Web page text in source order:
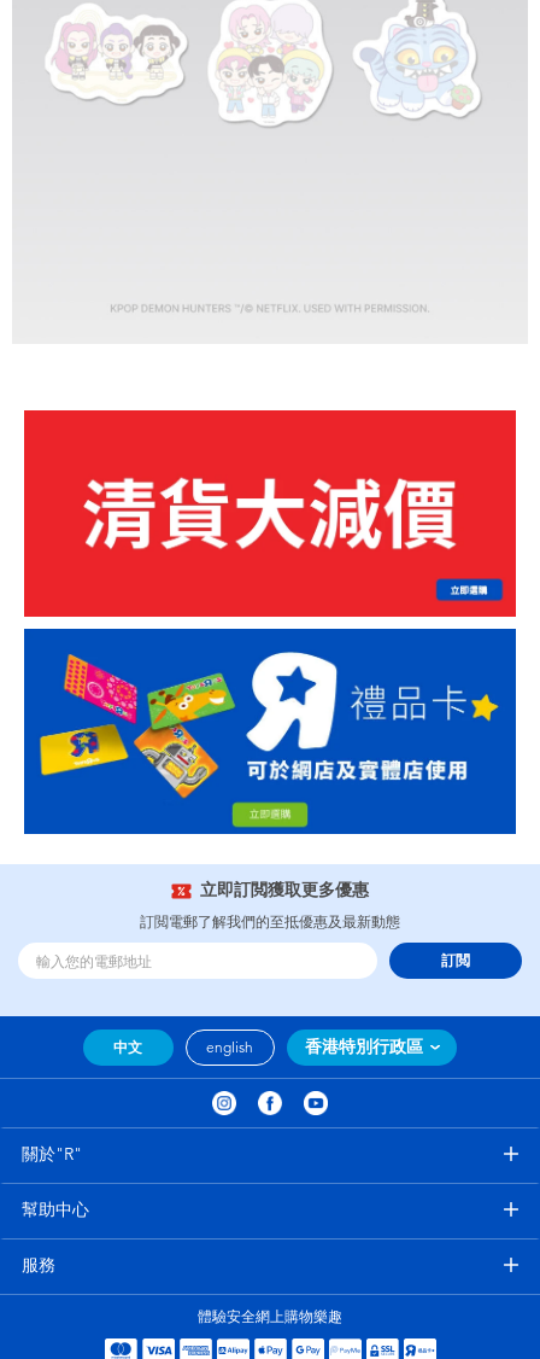
立即訂閲獲取更多優惠
訂閲電郵了解我們的至抵優惠及最新動態
訂閲
中文 english 香港特別行政區
關於"R"
幫助中心
服務
體驗安全網上購物樂趣